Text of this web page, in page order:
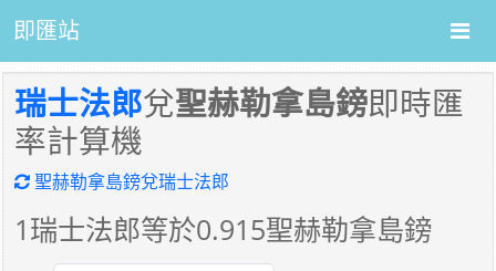
即匯站
瑞士法郎兌聖赫勒拿島鎊即時匯
率計算機
聖赫勒拿島鎊兌瑞士法郎
1瑞士法郎等於0.915聖赫勒拿島鎊